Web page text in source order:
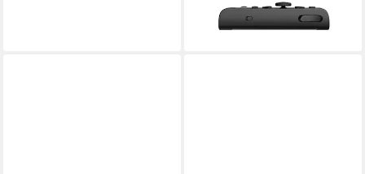
ab 90,94 €
lieferbar - in 2-3 Werktagen bei dir